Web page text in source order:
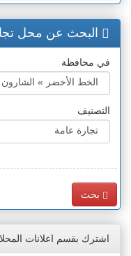
البحث عن محل
في محافظة
التصنيف
بحث
اشترك بقسم اعلانات